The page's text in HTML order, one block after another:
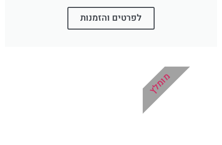
לפרטים והזמנות
מומלץ